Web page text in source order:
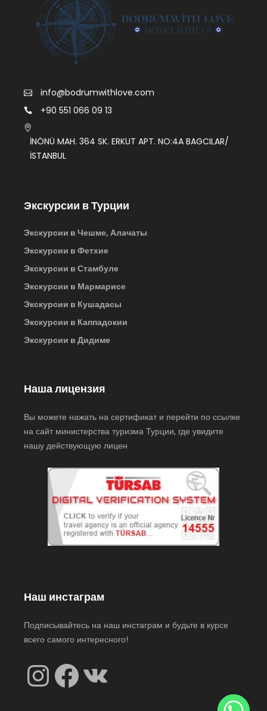
info@bodrumwithlove.com
+90 551 066 09 13
İNÖNÜ MAH. 364 SK. ERKUT APT. NO:4A BAGCILAR/
İSTANBUL
Экскурсии в Турции
Экскурсии в Чешме, Алачаты
Экскурсии в Фетхие
Экскурсии в Стамбуле
Экскурсии в Мармарисе
Экскурсии в Кушадасы
Экскурсии в Каппадокии
Экскурсии в Дидиме
Наша лицензия
Вы можете нажать на сертификат и перейти по ссылке
на сайт министерства туризма Турции, где увидите
нашу действующую лицен
Наш инстаграм
Подписывайтесь на наш инстаграм и будьте в курсе
всего самого интересного!
Instagram
Facebook
VK